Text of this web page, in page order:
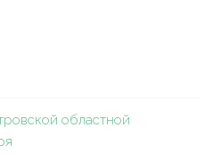
областной